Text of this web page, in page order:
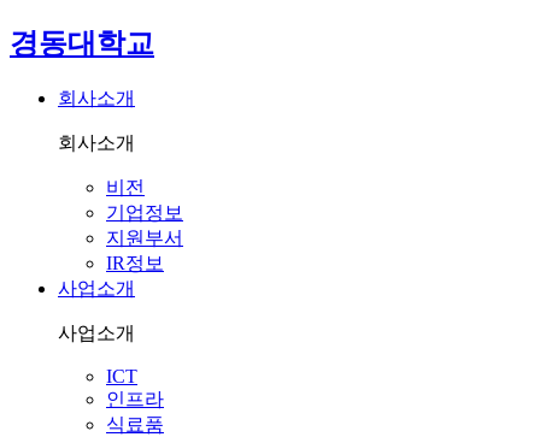
경동대학교
회사소개
회사소개
비전
기업정보
지원부서
IR정보
사업소개
사업소개
ICT
인프라
식료품